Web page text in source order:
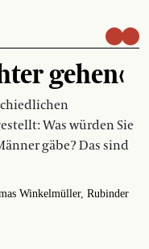
gehen‹
Was würden Sie
gäbe? Das sind
Winkelmüller Rubinder